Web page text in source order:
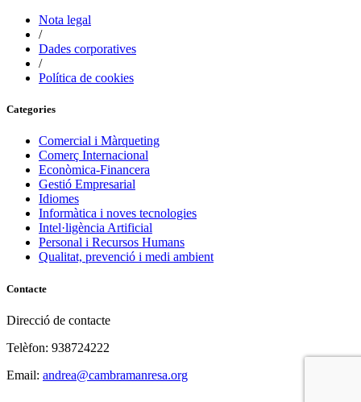
Nota legal
/
Dades corporatives
/
Política de cookies
Categories
Comercial i Màrqueting
Comerç Internacional
Econòmica-Financera
Gestió Empresarial
Idiomes
Informàtica i noves tecnologies
Intel·ligència Artificial
Personal i Recursos Humans
Qualitat, prevenció i medi ambient
Contacte
Direcció de contacte
Telèfon: 938724222
Email: andrea@cambramanresa.org